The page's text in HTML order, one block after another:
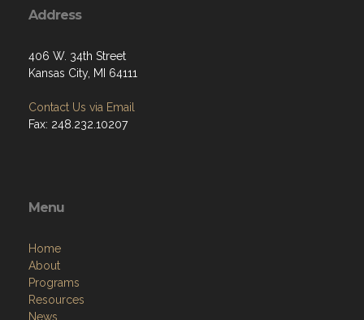
Address
406 W. 34th Street
Kansas City, MI 64111
Contact Us via Email
Fax: 248.232.10207
Menu
Home
About
Programs
Resources
News